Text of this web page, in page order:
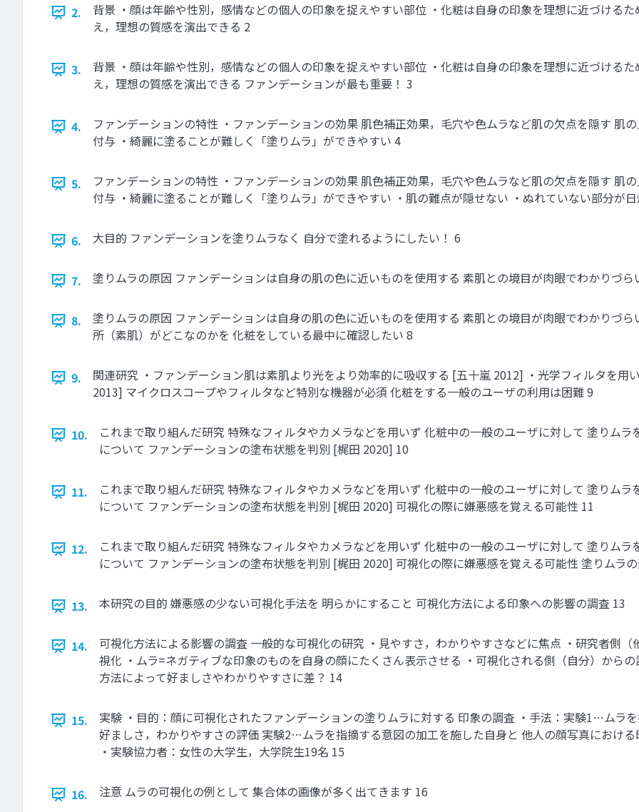
2.
背景 ・顔は年齢や性別，感情などの個人の印象を捉えやすい部位 ・化粧は自身の印象を理想に近づける
え，理想の質感を演出できる 2
3.
背景 ・顔は年齢や性別，感情などの個人の印象を捉えやすい部位 ・化粧は自身の印象を理想に近づける
え，理想の質感を演出できる ファンデーションが最も重要！ 3
4.
ファンデーションの特性 ・ファンデーションの効果 肌色補正効果，毛穴や色ムラなど肌の欠点を隠す 肌
付与 ・綺麗に塗ることが難しく「塗りムラ」ができやすい 4
5.
ファンデーションの特性 ・ファンデーションの効果 肌色補正効果，毛穴や色ムラなど肌の欠点を隠す 肌
付与 ・綺麗に塗ることが難しく「塗りムラ」ができやすい ・肌の難点が隠せない ・ぬれていない部分が
6. 大目的 ファンデーションを塗りムラなく 自分で塗れるようにしたい！ 6
7. 塗りムラの原因 ファンデーションは自身の肌の色に近いものを使用する 素肌との境目が肉眼でわかりづら
8.
塗りムラの原因 ファンデーションは自身の肌の色に近いものを使用する 素肌との境目が肉眼でわかりづ
所（素肌）がどこなのかを 化粧をしている最中に確認したい 8
9.
関連研究 ・ファンデーション肌は素肌より光をより効率的に吸収する [五十嵐 2012] ・光学フィルタを用
2013] マイクロスコープやフィルタなど特別な機器が必須 化粧をする一般のユーザの利用は困難 9
10.
これまで取り組んだ研究 特殊なフィルタやカメラなどを用いず 化粧中の一般のユーザに対して 塗りム
について ファンデーションの塗布状態を判別 [梶田 2020] 10
11.
これまで取り組んだ研究 特殊なフィルタやカメラなどを用いず 化粧中の一般のユーザに対して 塗りム
について ファンデーションの塗布状態を判別 [梶田 2020] 可視化の際に嫌悪感を覚える可能性 11
12.
これまで取り組んだ研究 特殊なフィルタやカメラなどを用いず 化粧中の一般のユーザに対して 塗りム
について ファンデーションの塗布状態を判別 [梶田 2020] 可視化の際に嫌悪感を覚える可能性 塗りムラ
13. 本研究の目的 嫌悪感の少ない可視化手法を 明らかにすること 可視化方法による印象への影響の調査 13
14.
可視化方法による影響の調査 一般的な可視化の研究 ・見やすさ，わかりやすさなどに焦点 ・研究者側
視化 ・ムラ=ネガティブな印象のものを自身の顔にたくさん表示させる ・可視化される側（自分）から
方法によって好ましさやわかりやすさに差？ 14
15.
実験 ・目的：顔に可視化されたファンデーションの塗りムラに対する 印象の調査 ・手法：実験1…ムラ
好ましさ，わかりやすさの評価 実験2…ムラを指摘する意図の加工を施した自身と 他人の顔写真におけ
・実験協力者：女性の大学生，大学院生19名 15
16. 注意 ムラの可視化の例として 集合体の画像が多く出てきます 16